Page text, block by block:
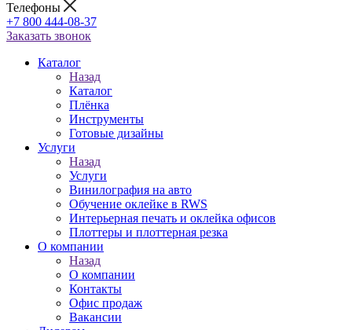
Телефоны
+7 800 444-08-37
Заказать звонок
Каталог
Назад
Каталог
Плёнка
Инструменты
Готовые дизайны
Услуги
Назад
Услуги
Винилография на авто
Обучение оклейке в RWS
Интерьерная печать и оклейка офисов
Плоттеры и плоттерная резка
О компании
Назад
О компании
Контакты
Офис продаж
Вакансии